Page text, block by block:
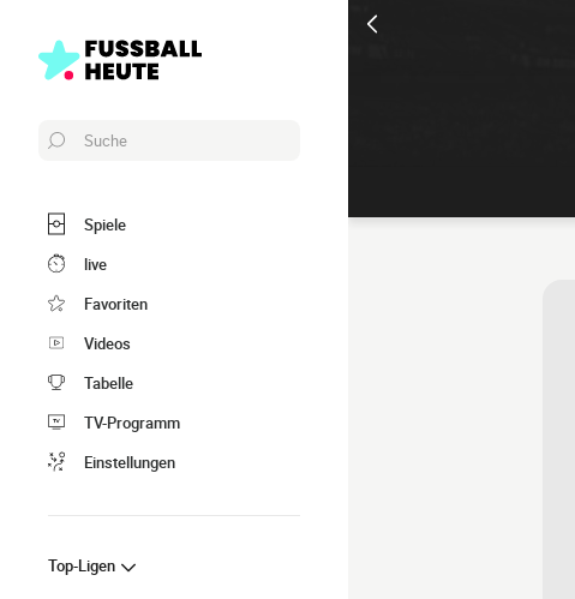
Suche
Spiele
live
Favoriten
Videos
Tabelle
TV-Programm
Einstellungen
Top-Ligen